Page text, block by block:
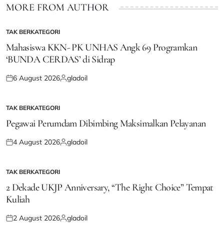
MORE FROM AUTHOR
POSTED
IN
TAK BERKATEGORI
Mahasiswa KKN- PK UNHAS Angk 69 Programkan
‘BUNDA CERDAS’ di Sidrap
Posted
6 August 2026Posted
gladoil
POSTED
IN
TAK BERKATEGORI
Pegawai Perumdam Dibimbing Maksimalkan Pelayanan
Posted
4 August 2026Posted
gladoil
POSTED
TAK BERKATEGORI
2 Dekade UKJP Anniversary, “The Right Choice” Tempat
Kuliah
Posted
2 August 2026Posted
gladoil